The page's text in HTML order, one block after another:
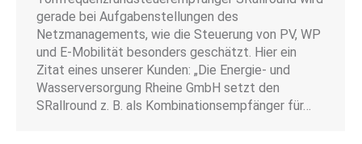
gerade bei Aufgabenstellungen des
Netzmanagements, wie die Steuerung von PV, WP
und E-Mobilität besonders geschätzt. Hier ein
Zitat eines unserer Kunden: „Die Energie- und
Wasserversorgung Rheine GmbH setzt den
SRallround z. B. als Kombinationsempfänger für…